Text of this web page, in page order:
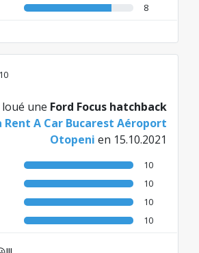
8
loué une Ford Focus hatchback
Rent A Car Bucarest Aéroport
Otopeni en 15.10.2021
10
10
10
10